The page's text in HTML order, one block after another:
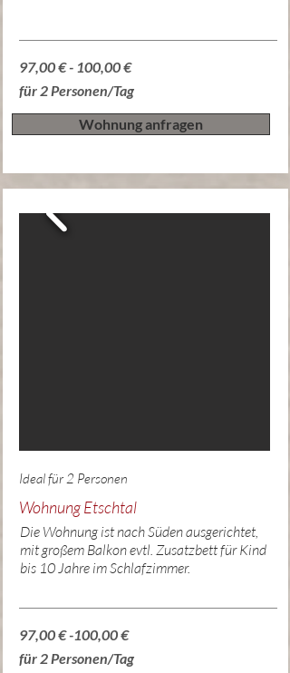
97,00 € - 100,00 €
für 2 Personen/Tag
Wohnung anfragen
Ideal für 2 Personen
Wohnung Etschtal
Die Wohnung ist nach Süden ausgerichtet,
mit großem Balkon evtl. Zusatzbett für Kind
bis 10 Jahre im Schlafzimmer.
97,00 € -100,00 €
für 2 Personen/Tag